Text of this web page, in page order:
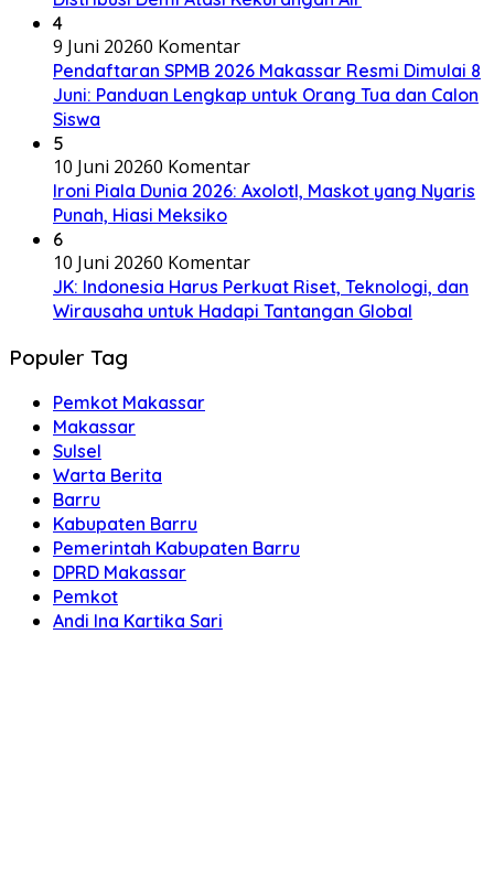
4
9 Juni 20260 Komentar
Pendaftaran SPMB 2026 Makassar Resmi Dimulai 8
Juni: Panduan Lengkap untuk Orang Tua dan Calon
Siswa
5
10 Juni 20260 Komentar
Ironi Piala Dunia 2026: Axolotl, Maskot yang Nyaris
Punah, Hiasi Meksiko
6
10 Juni 20260 Komentar
JK: Indonesia Harus Perkuat Riset, Teknologi, dan
Wirausaha untuk Hadapi Tantangan Global
Populer Tag
Pemkot Makassar
Makassar
Sulsel
Warta Berita
Barru
Kabupaten Barru
Pemerintah Kabupaten Barru
DPRD Makassar
Pemkot
Andi Ina Kartika Sari